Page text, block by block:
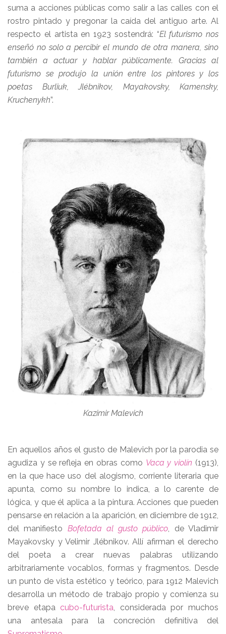
suma a acciones públicas como salir a las calles con el
rostro pintado y pregonar la caída del antiguo arte. Al
respecto el artista en 1923 sostendrá: “El futurismo nos
enseñó no solo a percibir el mundo de otra manera, sino
también a actuar y hablar públicamente. Gracias al
futurismo se produjo la unión entre los pintores y los
poetas Burliuk, Jlébnikov, Mayakovsky, Kamensky,
Kruchenykh”.
Kazimir Malevich
En aquellos años el gusto de Malevich por la parodia se
agudiza y se refleja en obras como Vaca y violín (1913),
en la que hace uso del alogismo, corriente literaria que
apunta, como su nombre lo indica, a lo carente de
lógica, y que él aplica a la pintura. Acciones que pueden
pensarse en relación a la aparición, en diciembre de 1912,
del manifiesto Bofetada al gusto público, de Vladimir
Mayakovsky y Velimir Jlébnikov. Allí afirman el derecho
del poeta a crear nuevas palabras utilizando
arbitrariamente vocablos, formas y fragmentos. Desde
un punto de vista estético y teórico, para 1912 Malevich
desarrolla un método de trabajo propio y comienza su
breve etapa cubo-futurista, considerada por muchos
una antesala para la concreción definitiva del